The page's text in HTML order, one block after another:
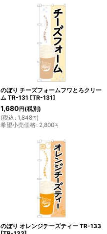
のぼり チーズフォームフワとろクリー
ム TR-131 [TR-131]
1,680 円 (税別)
(税込 : 1,848円)
希望小売価格: 2,800円
のぼり オレンジチーズティー TR-133